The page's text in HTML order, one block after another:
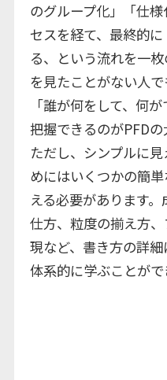
のグループ化」「仕
セスを経て、最終的
る、という流れを一
を見たことがない人
「誰が何をして、何
把握できるのがPFDの
ただし、シンプルに
めにはいくつかの簡
える必要があります
仕方、粒度の揃え方
現など、書き方の詳
体系的に学ぶことがで